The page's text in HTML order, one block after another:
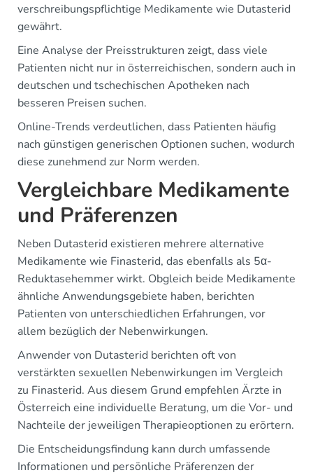
verschreibungspflichtige Medikamente wie Dutasterid
gewährt.
Eine Analyse der Preisstrukturen zeigt, dass viele
Patienten nicht nur in österreichischen, sondern auch in
deutschen und tschechischen Apotheken nach
besseren Preisen suchen.
Online-Trends verdeutlichen, dass Patienten häufig
nach günstigen generischen Optionen suchen, wodurch
diese zunehmend zur Norm werden.
Vergleichbare Medikamente
und Präferenzen
Neben Dutasterid existieren mehrere alternative
Medikamente wie Finasterid, das ebenfalls als 5α-
Reduktasehemmer wirkt. Obgleich beide Medikamente
ähnliche Anwendungsgebiete haben, berichten
Patienten von unterschiedlichen Erfahrungen, vor
allem bezüglich der Nebenwirkungen.
Anwender von Dutasterid berichten oft von
verstärkten sexuellen Nebenwirkungen im Vergleich
zu Finasterid. Aus diesem Grund empfehlen Ärzte in
Österreich eine individuelle Beratung, um die Vor- und
Nachteile der jeweiligen Therapieoptionen zu erörtern.
Die Entscheidungsfindung kann durch umfassende
Informationen und persönliche Präferenzen der